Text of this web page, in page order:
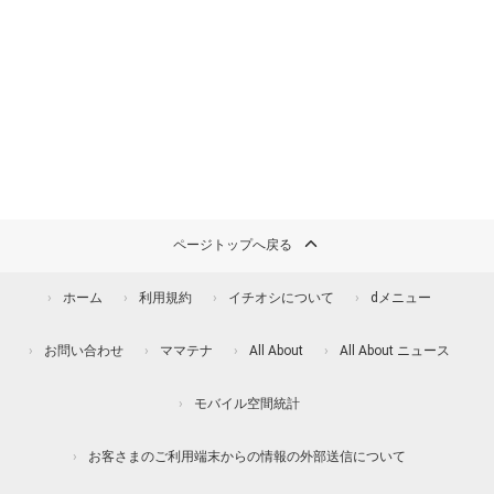
ページトップへ戻る
ホーム 利用規約 イチオシについて dメニュー
お問い合わせ ママテナ All About All About ニュース
モバイル空間統計
お客さまのご利用端末からの情報の外部送信について